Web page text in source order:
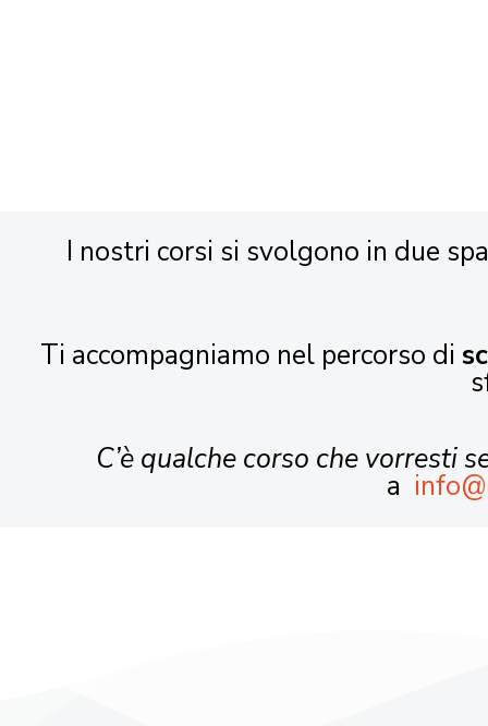
I nostri corsi si svolgono in due
Ti accompagniamo nel percorso di
C’è qualche corso che vorresti
a